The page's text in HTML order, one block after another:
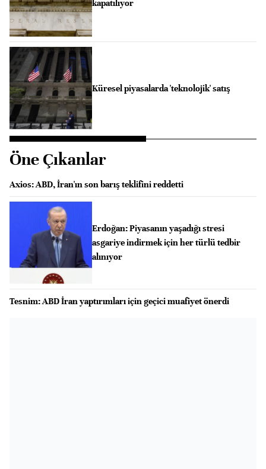
kapatılıyor
Küresel piyasalarda 'teknolojik' satış
Öne Çıkanlar
Axios: ABD, İran'ın son barış teklifini reddetti
Erdoğan: Piyasanın yaşadığı stresi
asgariye indirmek için her türlü tedbir
alınıyor
Tesnim: ABD İran yaptırımları için geçici muafiyet önerdi